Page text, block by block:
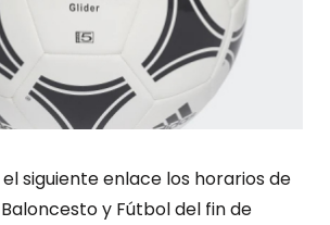
siguiente enlace los horarios de
y Fútbol del fin de